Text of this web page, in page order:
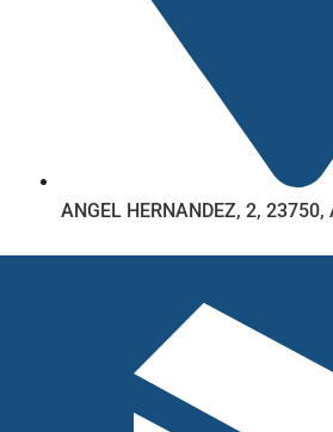
ANGEL HERNANDEZ, 2,